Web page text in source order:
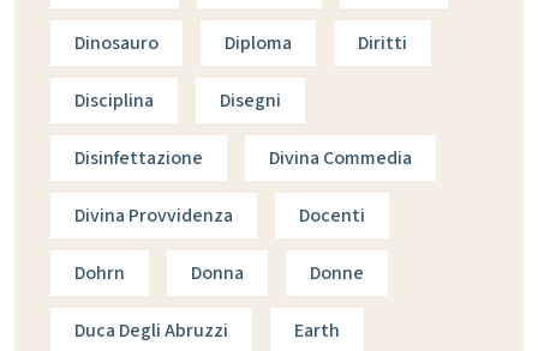
Dinosauro Diploma Diritti
Disciplina Disegni
Disinfettazione Divina Commedia
Divina Provvidenza Docenti
Dohrn Donna Donne
Duca Degli Abruzzi Earth